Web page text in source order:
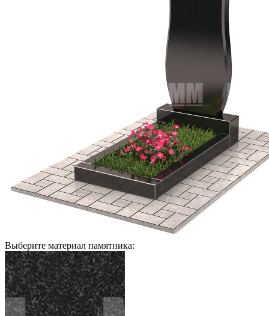
Выберите материал памятника: